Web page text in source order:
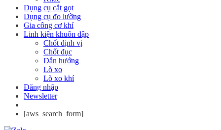
Dụng cụ cắt gọt
Dụng cụ đo lường
Gia công cơ khí
Linh kiện khuôn dập
Chốt định vị
Chốt đục
Dẫn hướng
Lò xo
Lò xo khí
Đăng nhập
Newsletter
[aws_search_form]